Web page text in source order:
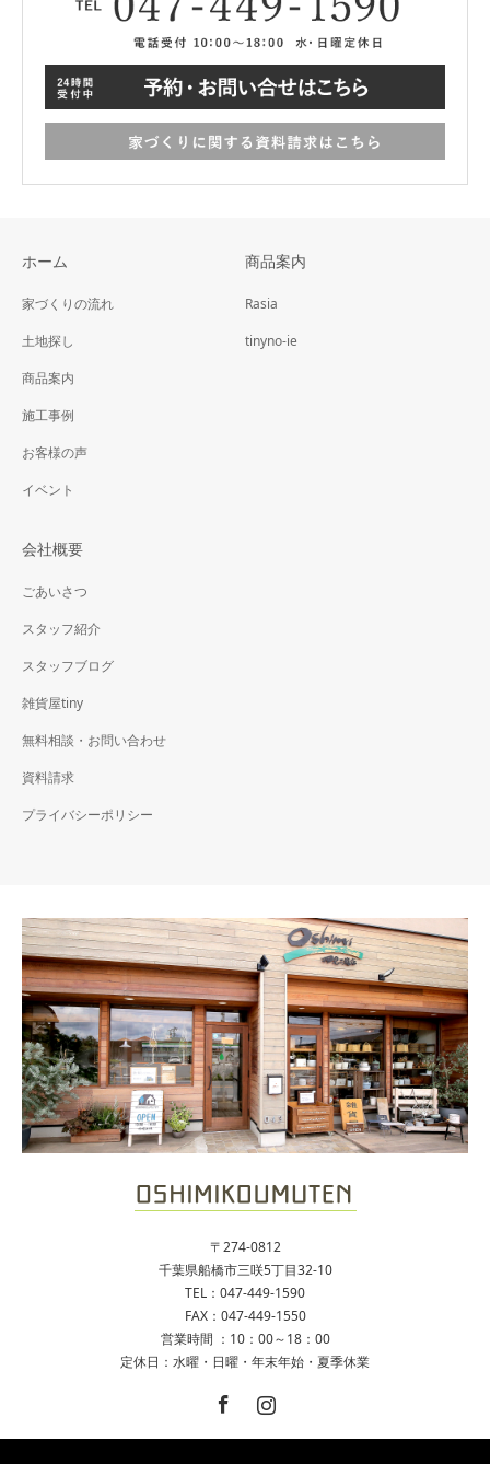
ホーム
家づくりの流れ
土地探し
商品案内
施工事例
お客様の声
イベント
商品案内
Rasia
tinyno-ie
会社概要
ごあいさつ
スタッフ紹介
スタッフブログ
雑貨屋tiny
無料相談・お問い合わせ
資料請求
プライバシーポリシー
〒274-0812
千葉県船橋市三咲5丁目32-10
TEL：047-449-1590
FAX：047-449-1550
営業時間 ：10：00～18：00
定休日：水曜・日曜・年末年始・夏季休業